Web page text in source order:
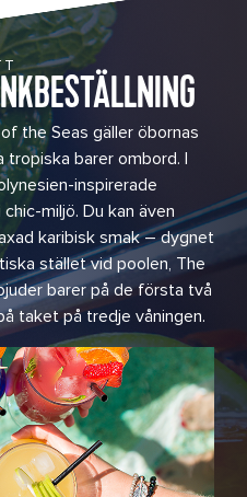
the Seas gäller öbornas
tropiska barer ombord. I
inspirerade
miljö. Du kan även
karibisk smak – dygnet
stället vid poolen, The
barer på de första två
taket på tredje våningen.